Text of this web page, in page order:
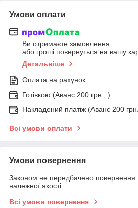
Умови оплати
Ви отримаєте замовлення
або гроші повернуться на вашу
Детальніше
Оплата на рахунок
Готівкою (Аванс 200 грн , )
Накладений платіж (Аванс 200
Всі умови оплати
Умови повернення
Законом не передбачено повернення
належної якості
Всі умови повернення